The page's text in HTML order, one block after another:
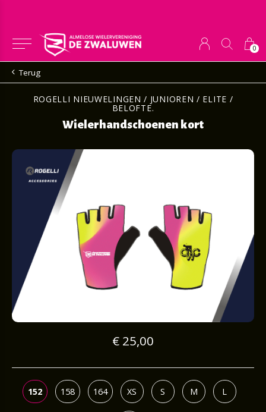
0
Terug
ROGELLI NIEUWELINGEN / JUNIOREN / ELITE /
BELOFTE.
Wielerhandschoenen kort
€ 25,00
152 158 164 XS S M L